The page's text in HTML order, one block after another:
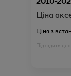
Ціна
Ціна з
Підходить для